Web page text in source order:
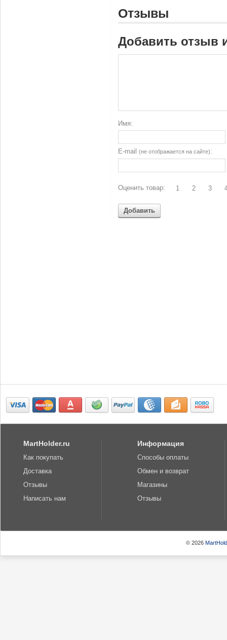
Отзывы
Добавить отзыв
Имя:
E-mail (не отображается на сайте):
Оценить товар: 1 2 3
Добавить
MartHolder.ru
Как покупать
Доставка
Отзывы
Написать нам
Информация
Способы оплаты
Обмен и возврат
Магазины
Отзывы
© 2026